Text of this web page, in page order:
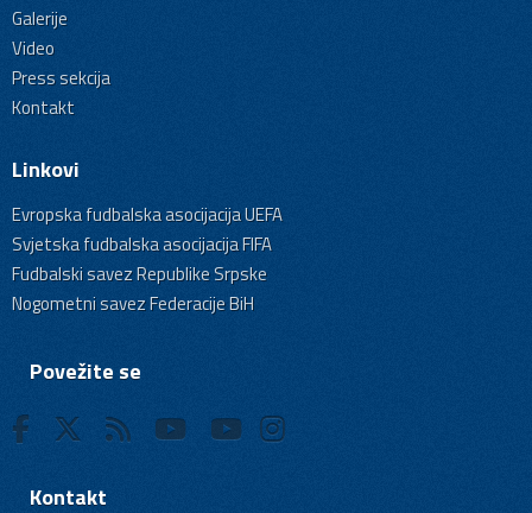
Galerije
Video
Press sekcija
Kontakt
Linkovi
Evropska fudbalska asocijacija UEFA
Svjetska fudbalska asocijacija FIFA
Fudbalski savez Republike Srpske
Nogometni savez Federacije BiH
Povežite se
Kontakt